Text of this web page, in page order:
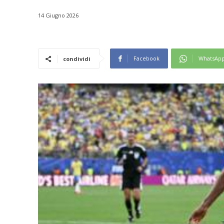
14 Giugno 2026
condividi Facebook